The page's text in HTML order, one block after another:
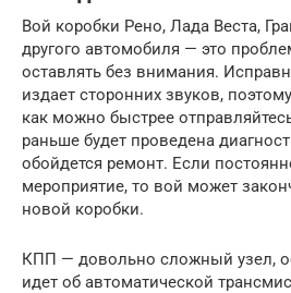
Вой коробки Рено, Лада Веста,
другого автомобиля — это
оставлять без внимания.
издает сторонних звуков,
как можно быстрее
раньше будет проведена
обойдется ремонт. Если
мероприятие, то вой может
новой коробки.
КПП — довольно сложный узел,
идет об автоматической